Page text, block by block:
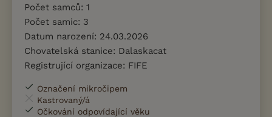
Počet samců: 1
Počet samic: 3
Datum narození: 24.03.2026
Chovatelská stanice: Dalaskacat
Registrující organizace: FIFE
Označení mikročipem
Kastrovaný/á
Očkování odpovídající věku